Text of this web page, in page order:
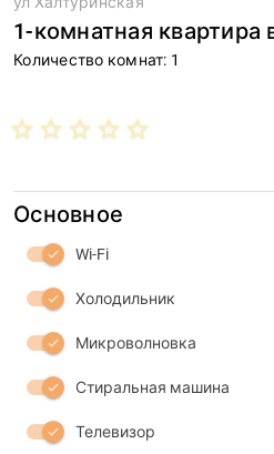
1-комнатная квартира
Количество комнат: 1
star_border star_border star_border star_border star_border
Основное
check Wi-Fi
check Холодильник
check Микроволновка
check Стиральная машина
check Телевизор